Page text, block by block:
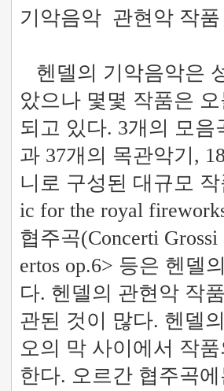
기악음악 관현악 작품
헨델의 기악음악은
았으나 몇몇 작품은
되고 있다. 3개의 모
과 37개의 목관악기,
니로 구성된 대규모
ic for the royal
협주곡(Concerti
ertos op.6> 등은 헨델
다. 헨델의 관현악 작
관된 것이 많다. 헨델
오의 막 사이에서 작
한다. 오르간 협주곡